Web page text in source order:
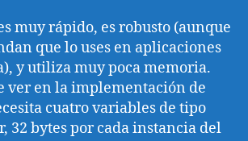
muy rápido, es robusto (aunque
que lo uses en aplicaciones
y utiliza muy poca memoria.
ver en la implementación de
cuatro variables de tipo
32 bytes por cada instancia del